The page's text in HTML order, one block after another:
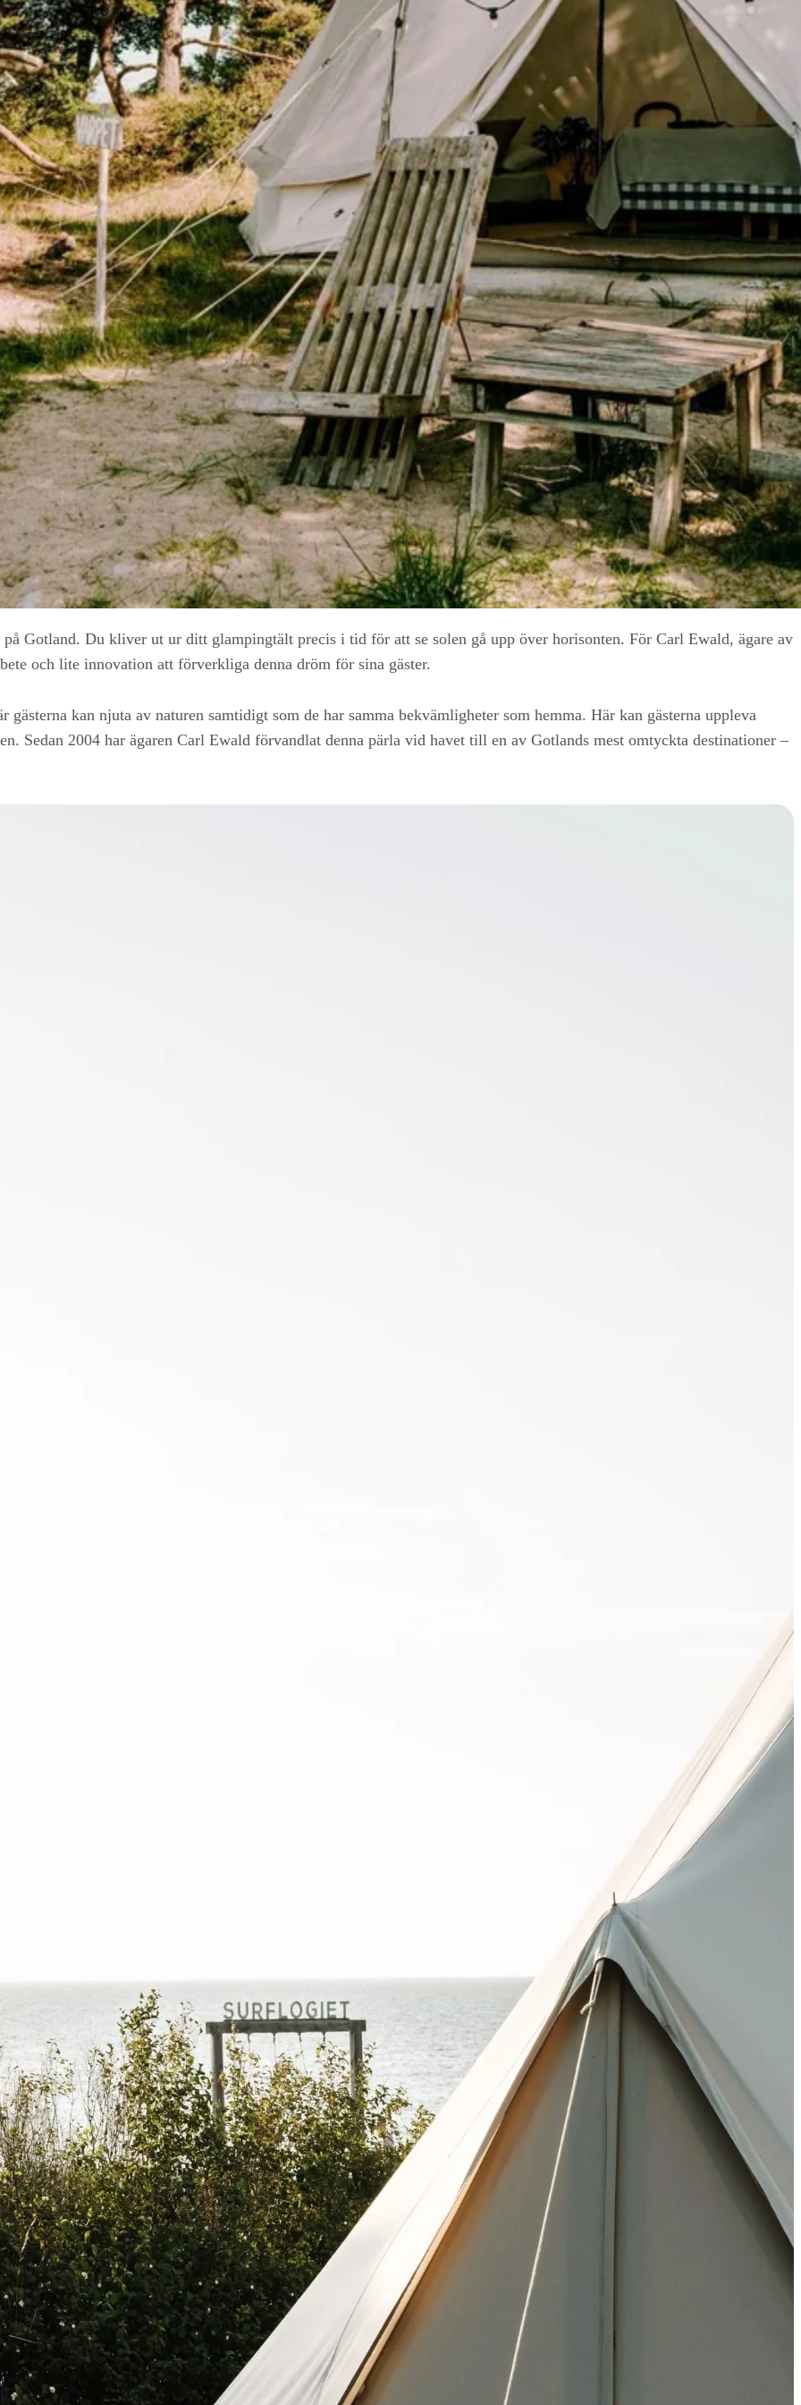
Gotland. Du kliver ut ur ditt glampingtält precis i tid för att se solen gå upp över horisonten. För Carl Ewald, ägare av
och lite innovation att förverkliga denna dröm för sina gäster.
kan njuta av naturen samtidigt som de har samma bekvämligheter som hemma. Här kan gästerna uppleva
Sedan 2004 har ägaren Carl Ewald förvandlat denna pärla vid havet till en av Gotlands mest omtyckta destinationer –